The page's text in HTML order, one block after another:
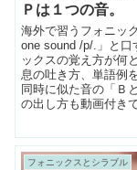
Ｐは１つの音。
海外で習うフォニッ
one sound /p/.」と口
ックスの覚え方が何
息の吐き方、単語例
同時に似た音の「Ｂ
の出し方も動画付き
フォニックスとシラブル